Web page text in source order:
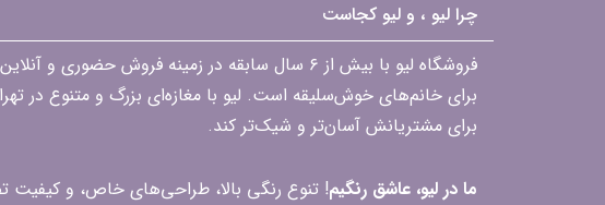
چرا لیو ، و لیو کجاست
فروشگاه لیو با بیش از ۶ سال سابقه در زمینه
برای خانم‌های خوش‌سلیقه است. لیو با مغازه‌ای بزرگ و متنوع در
برای مشتریانش آسان‌تر و شیک‌تر کند.
ما در لیو، عاشق رنگیم! تنوع رنگی بالا، طراحی‌های خاص، و کیفیت